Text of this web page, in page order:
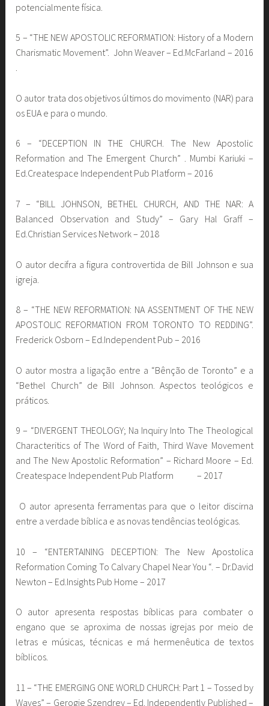
potencialmente física.
5 – “THE NEW APOSTOLIC REFORMATION: History of a Modern
Charismatic Movement”. John Weaver – Ed.McFarland – 2016
.
O autor trata dos objetivos últimos do movimento (NAR) para
os EUA e para o mundo.
6 – “DECEPTION IN THE CHURCH. The New Apostolic
Reformation and The Emergent Church” . Mumbi Kariuki –
Ed.Createspace Independent Pub Platform – 2016
7 – “BILL JOHNSON, BETHEL CHURCH, AND THE NAR: A
Balanced Observation and Study” – Gary Hal Graff –
Ed.Christian Services Network – 2018
O autor decifra a figura controvertida de Bill Johnson e sua
igreja.
8 – “THE NEW REFORMATION: NA ASSENTMENT OF THE NEW
APOSTOLIC REFORMATION FROM TORONTO TO REDDING”.
Frederick Osborn – Ed.Independent Pub – 2016
O autor mostra a ligação entre a “Bênção de Toronto” e a
“Bethel Church” de Bill Johnson. Aspectos teológicos e
práticos.
9 – “DIVERGENT THEOLOGY; Na Inquiry Into The Theological
Characteritics of The Word of Faith, Third Wave Movement
and The New Apostolic Reformation” – Richard Moore – Ed.
Createspace Independent Pub Platform – 2017
O autor apresenta ferramentas para que o leitor discirna
entre a verdade bíblica e as novas tendências teológicas.
10 – “ENTERTAINING DECEPTION: The New Apostolica
Reformation Coming To Calvary Chapel Near You “. – Dr.David
Newton – Ed.Insights Pub Home – 2017
O autor apresenta respostas bíblicas para combater o
engano que se aproxima de nossas igrejas por meio de
letras e músicas, técnicas e má hermenêutica de textos
bíblicos.
11 – “THE EMERGING ONE WORLD CHURCH: Part 1 – Tossed by
Waves” – Gerogie Szendrey – Ed. Independently Published –